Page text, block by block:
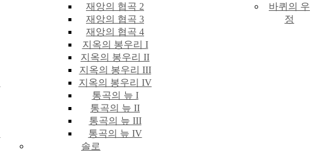
재앙의 협곡 2
재앙의 협곡 3
재앙의 협곡 4
지옥의 봉우리 I
지옥의 봉우리 II
지옥의 봉우리 III
지옥의 봉우리 IV
통곡의 늪 I
통곡의 늪 II
통곡의 늪 III
통곡의 늪 IV
솔로
바퀴의 우
정